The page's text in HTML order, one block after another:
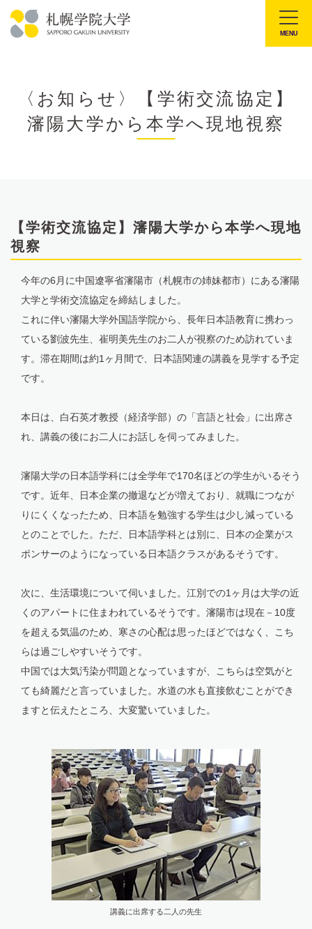
文
MENU
〈お知らせ〉【学術交流協定】
瀋陽大学から本学へ現地視察
【学術交流協定】瀋陽大学から本学へ現地
視察
今年の6月に中国遼寧省瀋陽市（札幌市の姉妹都市）にある瀋陽
大学と学術交流協定を締結しました。
これに伴い瀋陽大学外国語学院から、長年日本語教育に携わっ
ている劉波先生、崔明美先生のお二人が視察のため訪れていま
す。滞在期間は約1ヶ月間で、日本語関連の講義を見学する予定
です。
本日は、白石英才教授（経済学部）の「言語と社会」に出席さ
れ、講義の後にお二人にお話しを伺ってみました。
瀋陽大学の日本語学科には全学年で170名ほどの学生がいるそう
です。近年、日本企業の撤退などが増えており、就職につなが
りにくくなったため、日本語を勉強する学生は少し減っている
とのことでした。ただ、日本語学科とは別に、日本の企業がス
ポンサーのようになっている日本語クラスがあるそうです。
次に、生活環境について伺いました。江別での1ヶ月は大学の近
くのアパートに住まわれているそうです。瀋陽市は現在－10度
を超える気温のため、寒さの心配は思ったほどではなく、こち
らは過ごしやすいそうです。
中国では大気汚染が問題となっていますが、こちらは空気がと
ても綺麗だと言っていました。水道の水も直接飲むことができ
ますと伝えたところ、大変驚いていました。
講義に出席する二人の先生